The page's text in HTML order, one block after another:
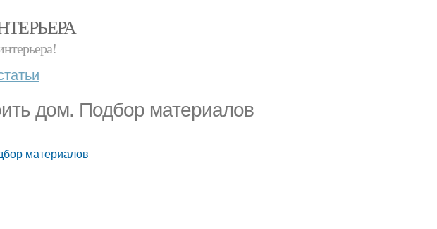
дом. Подбор материалов
материалов